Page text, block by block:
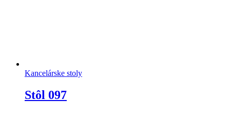
Kancelárske stoly
Stôl 097